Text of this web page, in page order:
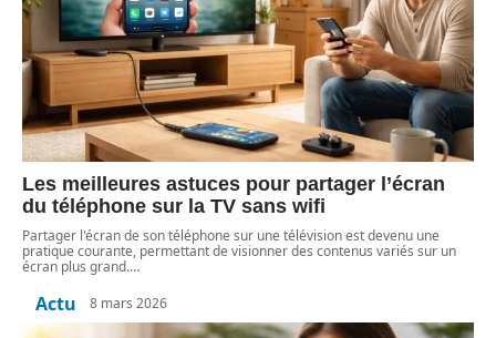
Les meilleures astuces pour partager l’écran
du téléphone sur la TV sans wifi
Partager l'écran de son téléphone sur une télévision est devenu une
pratique courante, permettant de visionner des contenus variés sur un
écran plus grand.…
Actu 8 mars 2026